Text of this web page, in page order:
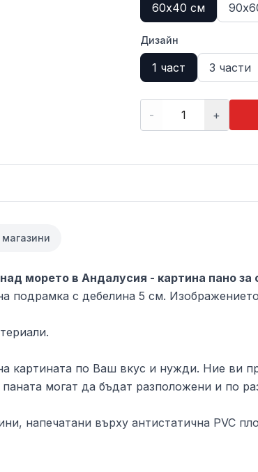
60х40 см
Дизайн
1 част 3 части
- +
морето в Андалусия - картина пано за
подрамка с дебелина 5 см.
картината по Ваш вкус и нужди. Ние ви
могат да бъдат разположени и по
напечатани върху антистатична PVC